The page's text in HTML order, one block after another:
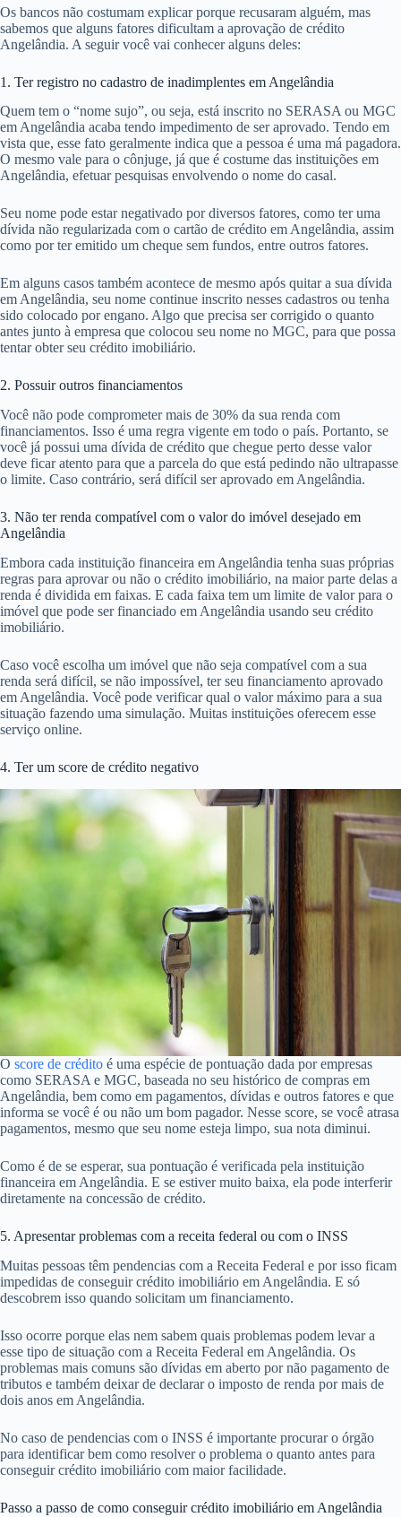
Os bancos não costumam explicar porque recusaram alguém, mas
sabemos que alguns fatores dificultam a aprovação de crédito
Angelândia. A seguir você vai conhecer alguns deles:
1. Ter registro no cadastro de inadimplentes em Angelândia
Quem tem o “nome sujo”, ou seja, está inscrito no SERASA ou MGC
em Angelândia acaba tendo impedimento de ser aprovado. Tendo em
vista que, esse fato geralmente indica que a pessoa é uma má pagadora.
O mesmo vale para o cônjuge, já que é costume das instituições em
Angelândia, efetuar pesquisas envolvendo o nome do casal.
Seu nome pode estar negativado por diversos fatores, como ter uma
dívida não regularizada com o cartão de crédito em Angelândia, assim
como por ter emitido um cheque sem fundos, entre outros fatores.
Em alguns casos também acontece de mesmo após quitar a sua dívida
em Angelândia, seu nome continue inscrito nesses cadastros ou tenha
sido colocado por engano. Algo que precisa ser corrigido o quanto
antes junto à empresa que colocou seu nome no MGC, para que possa
tentar obter seu crédito imobiliário.
2. Possuir outros financiamentos
Você não pode comprometer mais de 30% da sua renda com
financiamentos. Isso é uma regra vigente em todo o país. Portanto, se
você já possui uma dívida de crédito que chegue perto desse valor
deve ficar atento para que a parcela do que está pedindo não ultrapasse
o limite. Caso contrário, será difícil ser aprovado em Angelândia.
3. Não ter renda compatível com o valor do imóvel desejado em
Angelândia
Embora cada instituição financeira em Angelândia tenha suas próprias
regras para aprovar ou não o crédito imobiliário, na maior parte delas a
renda é dividida em faixas. E cada faixa tem um limite de valor para o
imóvel que pode ser financiado em Angelândia usando seu crédito
imobiliário.
Caso você escolha um imóvel que não seja compatível com a sua
renda será difícil, se não impossível, ter seu financiamento aprovado
em Angelândia. Você pode verificar qual o valor máximo para a sua
situação fazendo uma simulação. Muitas instituições oferecem esse
serviço online.
4. Ter um score de crédito negativo
O score de crédito é uma espécie de pontuação dada por empresas
como SERASA e MGC, baseada no seu histórico de compras em
Angelândia, bem como em pagamentos, dívidas e outros fatores e que
informa se você é ou não um bom pagador. Nesse score, se você atrasa
pagamentos, mesmo que seu nome esteja limpo, sua nota diminui.
Como é de se esperar, sua pontuação é verificada pela instituição
financeira em Angelândia. E se estiver muito baixa, ela pode interferir
diretamente na concessão de crédito.
5. Apresentar problemas com a receita federal ou com o INSS
Muitas pessoas têm pendencias com a Receita Federal e por isso ficam
impedidas de conseguir crédito imobiliário em Angelândia. E só
descobrem isso quando solicitam um financiamento.
Isso ocorre porque elas nem sabem quais problemas podem levar a
esse tipo de situação com a Receita Federal em Angelândia. Os
problemas mais comuns são dívidas em aberto por não pagamento de
tributos e também deixar de declarar o imposto de renda por mais de
dois anos em Angelândia.
No caso de pendencias com o INSS é importante procurar o órgão
para identificar bem como resolver o problema o quanto antes para
conseguir crédito imobiliário com maior facilidade.
Passo a passo de como conseguir crédito imobiliário em Angelândia